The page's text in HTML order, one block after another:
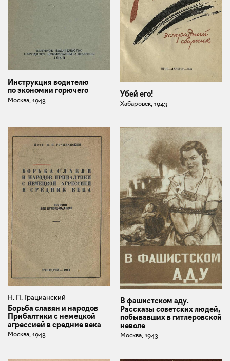
Инструкция водителю
по экономии горючего
Москва, 1943
Убей его!
Хабаровск, 1943
Н. П. Грацианский
Борьба славян и народов
Прибалтики с немецкой
агрессией в средние века
Москва, 1943
В фашистском аду.
Рассказы советских людей,
побывавших в гитлеровской
неволе
Москва, 1943